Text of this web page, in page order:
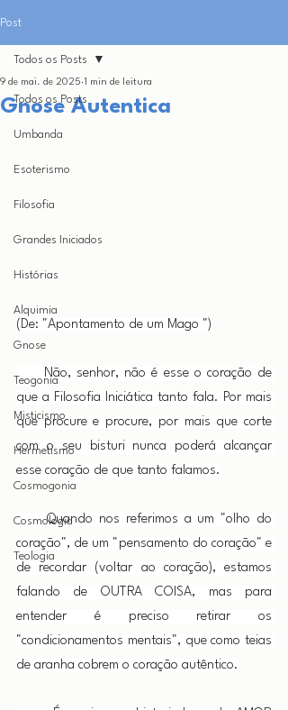
Post
Todos os Posts
Umbanda
Esoterismo
Filosofia
Grandes Iniciados
Histórias
Alquimia
Gnose
Teogonia
Misticismo
Hermetismo
Cosmogonia
Cosmologia
Teologia
Todos os Posts
Gnose Autentica
9 de mai. de 2025 1 min de leitura
(De: "Apontamento de um Mago ")
     Não, senhor, não é esse o coração de
que a Filosofia Iniciática tanto fala. Por mais
que procure e procure, por mais que corte
com o seu bisturi nunca poderá alcançar
esse coração de que tanto falamos.
Quando nos referimos a um "olho do
coração", de um "pensamento do coração" e
de recordar (voltar ao coração), estamos
falando de OUTRA COISA, mas para
entender é preciso retirar os
"condicionamentos mentais", que como teias
de aranha cobrem o coração autêntico.